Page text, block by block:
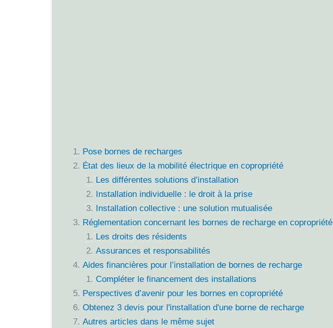
Pose bornes de recharges
État des lieux de la mobilité électrique en copropriété
Les différentes solutions d’installation
Installation individuelle : le droit à la prise
Installation collective : une solution mutualisée
Réglementation concernant les bornes de recharge en copropriété
Les droits des résidents
Assurances et responsabilités
Aides financières pour l’installation de bornes de recharge
Compléter le financement des installations
Perspectives d’avenir pour les bornes en copropriété
Obtenez 3 devis pour l'installation d'une borne de recharge
Autres articles dans le même sujet